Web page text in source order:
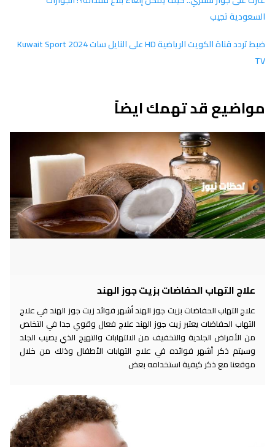
السعودية تجيب
ضبط تردد قناة الكويت الرياضية HD على النايل سات 2024 Kuwait Sport
TV
مواضيع قد تهمك ايضاً
علاج التهاب الحفاضات بزيت جوز الهند
علاج التهاب الحفاضات بزيت جوز الهند أشهر فوائد زيت جوز الهند في علاج
التهاب الحفاضات يعتبر زيت جوز الهند علاج فعال وقوي جدا في التخلص
من الأمراض الجلدية والتخفيف من الالتهابات والتهيج الذي يصيب الجلد
وسيتم ذكر أشهر فوائده في علاج التهابات الأطفال وذلك من خلال
موقعنا مع ذكر كيفية استخدامه بعض